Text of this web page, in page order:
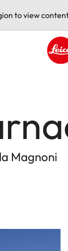
to view
Magnoni